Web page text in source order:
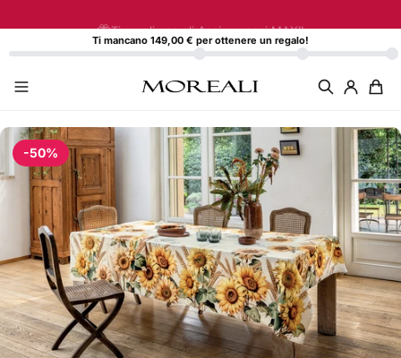
Ti mancano 149,00 € per ottenere un regalo!
-50%